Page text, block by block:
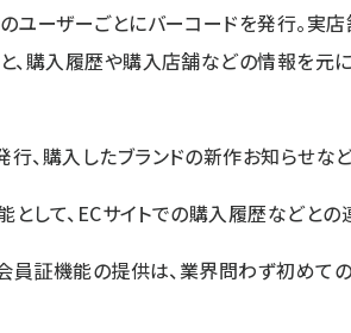
ユーザーごとにバーコードを発行。実
、購入履歴や購入店舗などの情報を元
、購入したブランドの新作お知らせなど
して、ECサイトでの購入履歴などとの
員証機能の提供は、業界問わず初めて